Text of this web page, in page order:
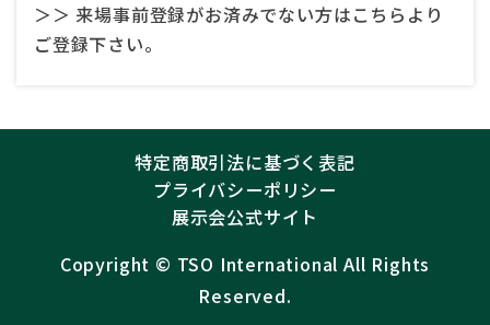
＞＞ 来場事前登録がお済みでない方はこちらより
ご登録下さい。
特定商取引法に基づく表記
プライバシーポリシー
展示会公式サイト
Copyright ©︎ TSO International All Rights
Reserved.